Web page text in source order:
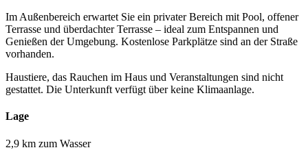
Im Außenbereich erwartet Sie ein privater Bereich mit Pool, offener
Terrasse und überdachter Terrasse – ideal zum Entspannen und
Genießen der Umgebung. Kostenlose Parkplätze sind an der Straße
vorhanden.
Haustiere, das Rauchen im Haus und Veranstaltungen sind nicht
gestattet. Die Unterkunft verfügt über keine Klimaanlage.
Lage
2,9 km zum Wasser